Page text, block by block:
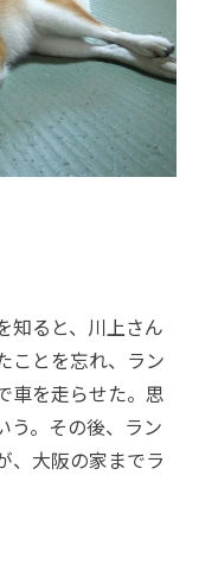
知ると、川上さん
ことを忘れ、ラン
車を走らせた。思
う。その後、ラン
、大阪の家までラ